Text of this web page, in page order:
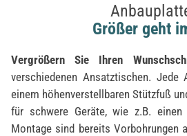
Größer geht
Vergrößern Sie Ihren
verschiedenen Ansatztischen.
einem höhenverstellbaren Stützfuß
für schwere Geräte, wie z.B. einen
Montage sind bereits Vorbohrungen